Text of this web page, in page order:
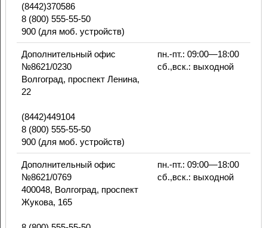
(8442)370586
8 (800) 555-55-50
900 (для моб. устройств)
Дополнительный офис
№8621/0230
Волгоград, проспект Ленина,
22
(8442)449104
8 (800) 555-55-50
900 (для моб. устройств)
пн.-пт.: 09:00—18:00
сб.,вск.: выходной
Дополнительный офис
№8621/0769
400048, Волгоград, проспект
Жукова, 165
пн.-пт.: 09:00—18:00
сб.,вск.: выходной